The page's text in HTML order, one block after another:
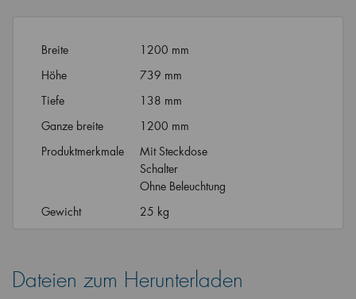
Breite
1200 mm
Höhe
739 mm
Tiefe
138 mm
Ganze breite
1200 mm
Produktmerkmale
Mit Steckdose
Schalter
Ohne Beleuchtung
Gewicht
25 kg
Dateien zum Herunterladen